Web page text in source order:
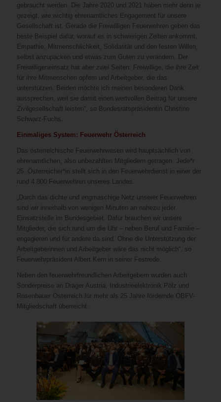
gebraucht werden. Die Jahre 2020 und 2021 haben mehr denn je
gezeigt, wie wichtig ehrenamtliches Engagement für unsere
Gesellschaft ist. Gerade die Freiwilligen Feuerwehren geben das
beste Beispiel dafür, worauf es in schwierigen Zeiten ankommt:
Empathie, Mitmenschlichkeit, Solidarität und den festen Willen,
selbst anzupacken und etwas zum Guten zu verändern. Der
Freiwilligeneinsatz hat aber zwei Seiten: Freiwillige, die ihre Zeit
für ihre Mitmenschen opfern und Arbeitgeber, die das
unterstützen. Beiden möchte ich meinen besonderen Dank
aussprechen, weil sie damit einen wertvollen Beitrag für unsere
Zivilgesellschaft leisten“, so Bundesratspräsidentin Christine
Schwarz-Fuchs.
Einmaliges System: Feuerwehr Österreich
Das österreichische Feuerwehrwesen wird hauptsächlich von
ehrenamtlichen, also unbezahlten Mitgliedern getragen. Jede*r
25. Österreicher*in stellt sich in den Feuerwehrdienst in einer der
rund 4.800 Feuerwehren unseres Landes.
„Durch das dichte und engmaschige Netz unserer Feuerwehren
sind wir innerhalb von wenigen Minuten an nahezu jeder
Einsatzstelle im Bundesgebiet. Dafür brauchen wir unsere
Mitglieder, die sich rund um die Uhr – neben Beruf und Familie –
engagieren und für andere da sind. Ohne die Unterstützung der
Arbeitgeberinnen und Arbeitgeber wäre das nicht möglich“, so
Feuerwehrpräsident Albert Kern in seiner Festrede.
Neben den feuerwehrfreundlichen Arbeitgebern wurden auch
Sonderpreise an Dräger Austria, Industrieelektronik Pölz und
Rosenbauer Österreich für mehr als 25 Jahre fördernde ÖBFV-
Mitgliedschaft überreicht.